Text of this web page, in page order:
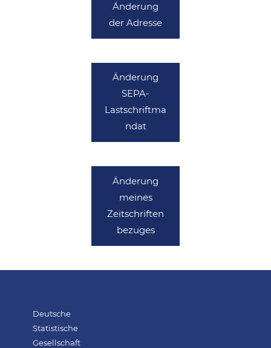
Änderung
der Adresse
Änderung
SEPA-
Lastschriftma
ndat
Änderung
meines
Zeitschriften
bezuges
Deutsche
Statistische
Gesellschaft